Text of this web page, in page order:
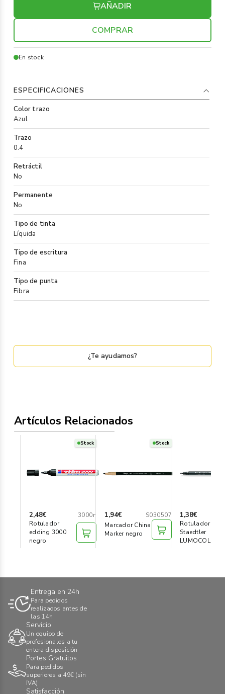
AÑADIR
COMPRAR
En stock
ESPECIFICACIONES
Color trazo
Azul
Trazo
0.4
Retráctil
No
Permanente
No
Tipo de tinta
Líquida
Tipo de escritura
Fina
Tipo de punta
Fibra
¿Te ayudamos?
Artículos Relacionados
Stock
2,48€
3000n
Rotulador
edding 3000
negro
Stock
1,94€
S030507
Marcador China
Marker negro
1,38€
Rotulador
Staedtler
LUMOCOLOR®
Entrega en 24h
Para pedidos
realizados antes de
las 14h
Servicio
Un equipo de
profesionales a tu
entera disposición
Portes Gratuitos
Para pedidos
superiores a 49€ (sin
IVA)
Satisfacción